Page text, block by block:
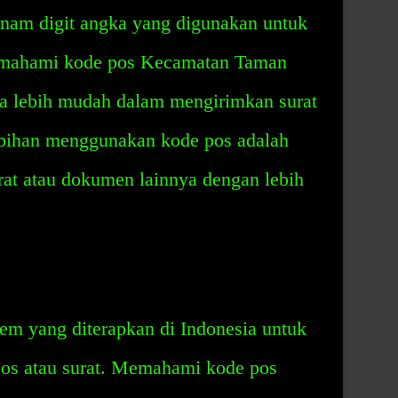
digit angka yang digunakan untuk
kode pos Kecamatan Taman
lebih mudah dalam mengirimkan surat
menggunakan kode pos adalah
atau dokumen lainnya dengan lebih
yang diterapkan di Indonesia untuk
atau surat. Memahami kode pos